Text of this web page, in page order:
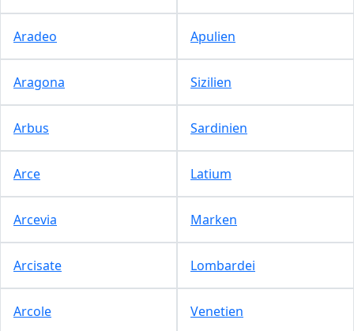
Aradeo Apulien
Aragona Sizilien
Arbus Sardinien
Arce Latium
Arcevia Marken
Arcisate Lombardei
Arcole Venetien